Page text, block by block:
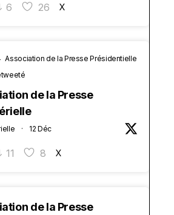
6 26 X
Association de la Presse Présidentielle
de la Presse
· 12 Déc
11 8 X
de la Presse